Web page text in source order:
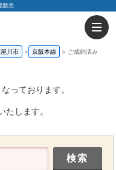
販売
川市 京阪本線 ご成約済み
っております。
たします。